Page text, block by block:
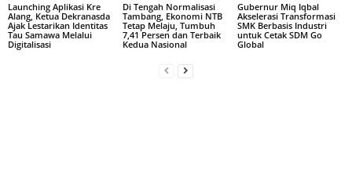
Launching Aplikasi Kre
Alang, Ketua Dekranasda
Ajak Lestarikan Identitas
Tau Samawa Melalui
Digitalisasi
Di Tengah Normalisasi
Tambang, Ekonomi NTB
Tetap Melaju, Tumbuh
7,41 Persen dan Terbaik
Kedua Nasional
Gubernur Miq Iqbal
Akselerasi Transformasi
SMK Berbasis Industri
untuk Cetak SDM Go
Global